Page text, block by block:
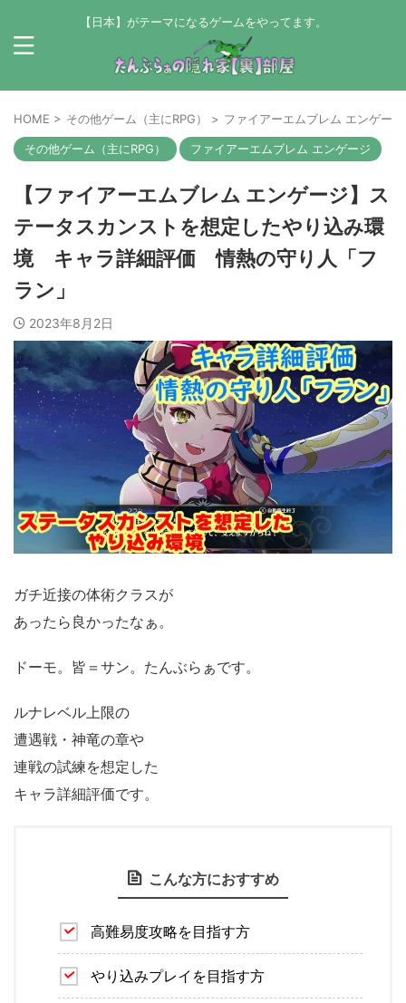
【日本】がテーマになるゲームをやってます。
HOME > その他ゲーム（主にRPG） > ファイアーエムブレム エンゲージ
その他ゲーム（主にRPG） ファイアーエムブレム エンゲージ
【ファイアーエムブレム エンゲージ】ス
テータスカンストを想定したやり込み環
境 キャラ詳細評価 情熱の守り人「フ
ラン」
2023年8月2日
ガチ近接の体術クラスが
あったら良かったなぁ。
ドーモ。皆＝サン。たんぶらぁです。
ルナレベル上限の
遭遇戦・神竜の章や
連戦の試練を想定した
キャラ詳細評価です。
こんな方におすすめ
高難易度攻略を目指す方
やり込みプレイを目指す方